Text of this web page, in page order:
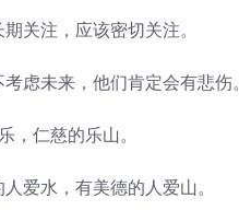
注，应该密切关注。
未来，他们肯定会有悲伤。
仁慈的乐山。
水，有美德的人爱山。